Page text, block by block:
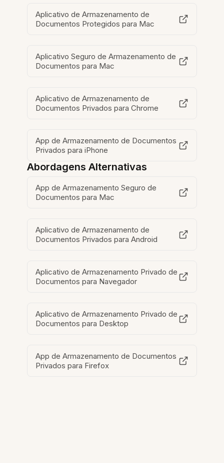
Aplicativo de Armazenamento de
Documentos Protegidos para Mac
Aplicativo Seguro de Armazenamento de
Documentos para Mac
Aplicativo de Armazenamento de
Documentos Privados para Chrome
App de Armazenamento de Documentos
Privados para iPhone
Abordagens Alternativas
App de Armazenamento Seguro de
Documentos para Mac
Aplicativo de Armazenamento de
Documentos Privados para Android
Aplicativo de Armazenamento Privado de
Documentos para Navegador
Aplicativo de Armazenamento Privado de
Documentos para Desktop
App de Armazenamento de Documentos
Privados para Firefox